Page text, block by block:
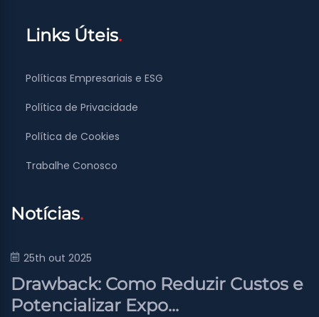
Links Úteis
Políticas Empresariais e ESG
Política de Privacidade
Política de Cookies
Trabalhe Conosco
Notícias
25th out 2025
Drawback: Como Reduzir Custos e
Potencializar Expo...